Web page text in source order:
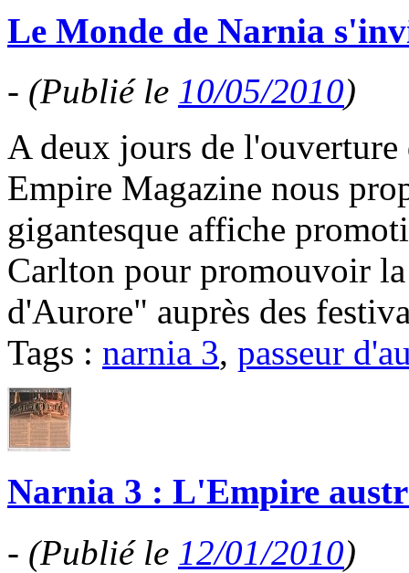
Le Monde de Narnia
- (Publié le 10/05/2010)
A deux jours de
Empire Magazine nous
gigantesque affiche
Carlton pour promouvoir
d'Aurore" auprès des
Tags : narnia 3, passeur
Narnia 3 : L'Empire
- (Publié le 12/01/2010)